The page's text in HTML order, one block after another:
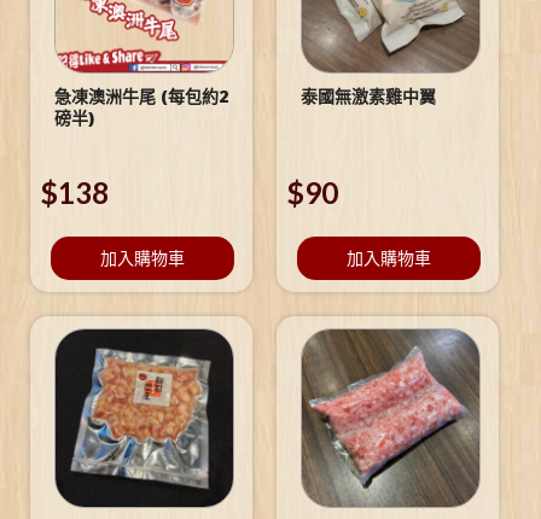
急凍澳洲牛尾 (每包約2
磅半)
$138
加入購物車
泰國無激素雞中翼
$90
加入購物車